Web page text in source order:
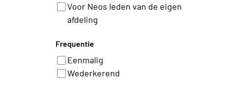
Voor Neos leden van de eigen
afdeling
Frequentie
Eenmalig
Wederkerend